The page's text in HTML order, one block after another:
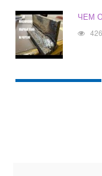
ЧЕМ